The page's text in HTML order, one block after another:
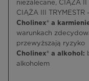
niezalecane, CIĄŻA II
CIĄŻA III
Cholinex® a
warunkach
przewyższają ryzyko
Cholinex® a alkohol:
alkoholem